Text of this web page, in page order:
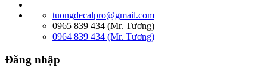
tuongdecalpro@gmail.com
0965 839 434 (Mr. Tương)
0964 839 434 (Mr. Tương)
Đăng nhập